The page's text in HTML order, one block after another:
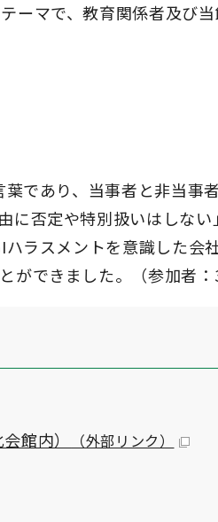
ーマで、教育関係者及び
であり、当事者と非当事
に否定や特別扱いはしない
ラスメントを意識した会
ができました。（参加者：
館内） （外部リンク）